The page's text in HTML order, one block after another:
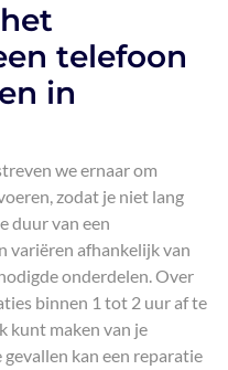
telefoon
in
we ernaar om
zodat je niet lang
duur van een
variëren afhankelijk van
onderdelen. Over
binnen 1 tot 2 uur af te
kunt maken van je
kan een reparatie